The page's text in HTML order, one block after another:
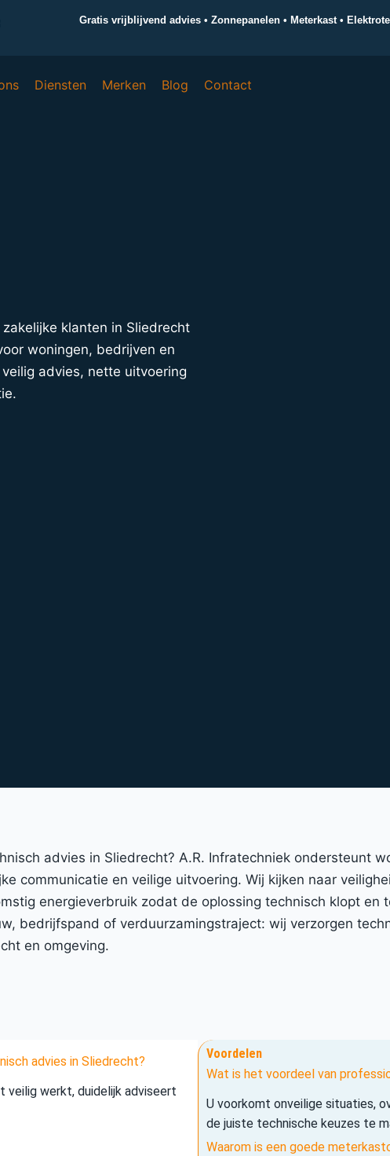
Gratis vrijblijvend advies • Zonnepanelen • Meterkast •
Diensten Merken Blog Contact
klanten in Sliedrecht
woningen, bedrijven en
advies, nette uitvoering
advies in Sliedrecht? A.R. Infratechniek ondersteunt
communicatie en veilige uitvoering. Wij kijken naar
energieverbruik zodat de oplossing technisch klopt en
bedrijfspand of verduurzamingstraject: wij verzorgen
en omgeving.
advies in Sliedrecht?
werkt, duidelijk adviseert
Voordelen
Wat is het voordeel van
U voorkomt onveilige situaties,
de juiste technische keuzes te
Waarom is een goede